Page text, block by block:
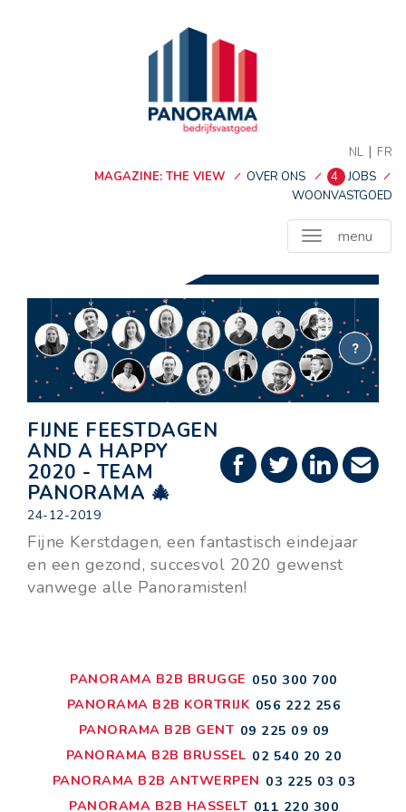
NL | FR
MAGAZINE: THE VIEW
OVER ONS 4 JOBS
WOONVASTGOED
menu
FIJNE FEESTDAGEN
AND A HAPPY
2020 - TEAM
PANORAMA 🎄
24-12-2019
Fijne Kerstdagen, een fantastisch eindejaar
en een gezond, succesvol 2020 gewenst
vanwege alle Panoramisten!
PANORAMA B2B BRUGGE 050 300 700
PANORAMA B2B KORTRIJK 056 222 256
PANORAMA B2B GENT 09 225 09 09
PANORAMA B2B BRUSSEL 02 540 20 20
PANORAMA B2B ANTWERPEN 03 225 03 03
PANORAMA B2B HASSELT 011 220 300